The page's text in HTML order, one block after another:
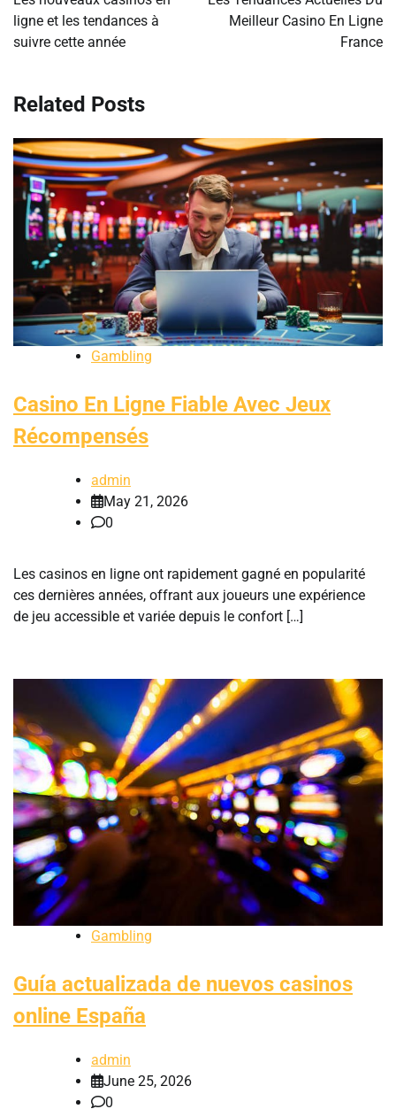
ligne et les tendances à
suivre cette année
Meilleur Casino En Ligne
France
Related Posts
Gambling
Casino En Ligne Fiable Avec Jeux
Récompensés
admin
May 21, 2026
0
Les casinos en ligne ont rapidement gagné en popularité
ces dernières années, offrant aux joueurs une expérience
de jeu accessible et variée depuis le confort […]
Gambling
Guía actualizada de nuevos casinos
online España
admin
June 25, 2026
0